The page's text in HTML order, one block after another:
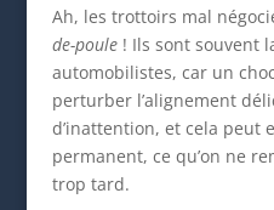
Ah, les trottoirs mal
de-poule! Ils sont souvent
automobilistes, car un
perturber l’alignement
d’inattention, et cela peut
permanent, ce qu’on ne
trop tard.